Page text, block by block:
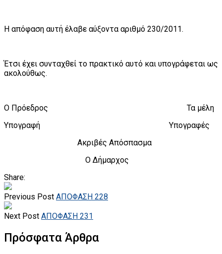
Η απόφαση αυτή έλαβε αύξοντα αριθμό 230/2011.
Έτσι έχει συνταχθεί το πρακτικό αυτό και υπογράφεται ως
ακολούθως.
Ο Πρόεδρος Τα μέλη
Υπογραφή Υπογραφές
Ακριβές Απόσπασμα
Ο Δήμαρχος
Share:
Previous Post ΑΠΟΦΑΣΗ 228
Next Post ΑΠΟΦΑΣΗ 231
Πρόσφατα Άρθρα